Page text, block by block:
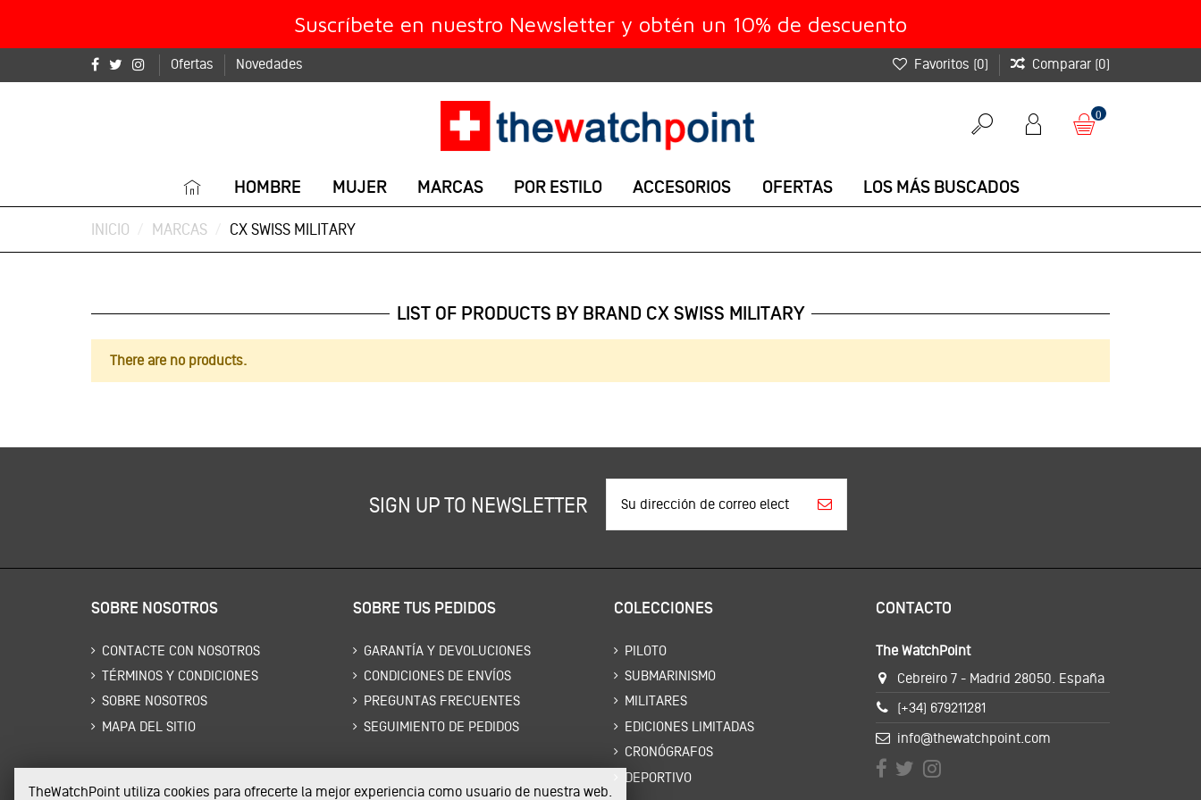
Suscríbete en nuestro Newsletter y obtén un 10% de descuento
Ofertas Novedades Favoritos (0) Comparar (0)
0
HOMBRE MUJER MARCAS POR ESTILO ACCESORIOS OFERTAS LOS MÁS BUSCADOS
INICIO MARCAS CX SWISS MILITARY
LIST OF PRODUCTS BY BRAND CX SWISS MILITARY
There are no products.
SIGN UP TO NEWSLETTER
SOBRE NOSOTROS
CONTACTE CON NOSOTROS
TÉRMINOS Y CONDICIONES
SOBRE NOSOTROS
MAPA DEL SITIO
SOBRE TUS PEDIDOS
GARANTÍA Y DEVOLUCIONES
CONDICIONES DE ENVÍOS
PREGUNTAS FRECUENTES
SEGUIMIENTO DE PEDIDOS
COLECCIONES
PILOTO
SUBMARINISMO
MILITARES
EDICIONES LIMITADAS
CRONÓGRAFOS
DEPORTIVO
CONTACTO
The WatchPoint
Cebreiro 7 - Madrid 28050. España
(+34) 679211281
info@thewatchpoint.com
TheWatchPoint utiliza cookies para ofrecerte la mejor experiencia como usuario de nuestra web.